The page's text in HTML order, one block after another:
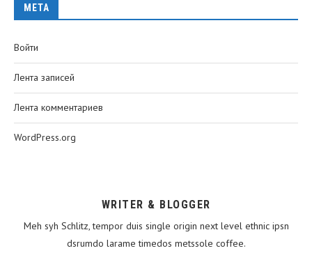
МЕТА
Войти
Лента записей
Лента комментариев
WordPress.org
WRITER & BLOGGER
Meh syh Schlitz, tempor duis single origin next level ethnic ipsn
dsrumdo larame timedos metssole coffee.